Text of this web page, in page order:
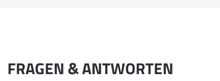
FRAGEN & ANTWORTEN